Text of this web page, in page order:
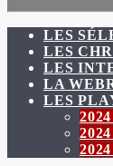
LES
LES
LES
LA
LES